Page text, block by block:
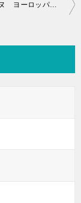
キム・ルシーヌ ヨーロッパ選手権2013 ショート演技 (解説：イタリア語・スペイン語)